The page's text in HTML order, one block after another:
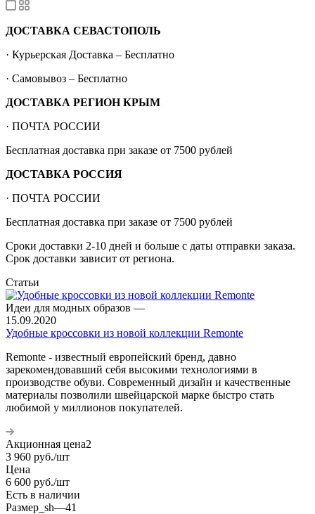
ДОСТАВКА СЕВАСТОПОЛЬ
· Курьерская Доставка – Бесплатно
· Самовывоз – Бесплатно
ДОСТАВКА РЕГИОН КРЫМ
· ПОЧТА РОССИИ
Бесплатная доставка при заказе от 7500 рублей
ДОСТАВКА РОССИЯ
· ПОЧТА РОССИИ
Бесплатная доставка при заказе от 7500 рублей
Сроки доставки 2-10 дней и больше с даты отправки заказа.
Срок доставки зависит от региона.
Статьи
Идеи для модных образов —
15.09.2020
Удобные кроссовки из новой коллекции Remonte
Remonte - известный европейский бренд, давно
зарекомендовавший себя высокими технологиями в
производстве обуви. Современный дизайн и качественные
материалы позволили швейцарской марке быстро стать
любимой у миллионов покупателей.
Акционная цена2
3 960 руб./шт
Цена
6 600 руб./шт
Есть в наличии
Размер_sh—41